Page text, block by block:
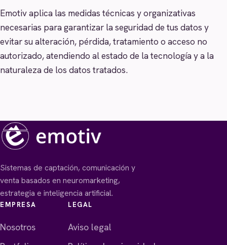
Emotiv aplica las medidas técnicas y organizativas
necesarias para garantizar la seguridad de tus datos y
evitar su alteración, pérdida, tratamiento o acceso no
autorizado, atendiendo al estado de la tecnología y a la
naturaleza de los datos tratados.
Sistemas de captación, comunicación y
venta basados en neuromarketing,
estrategia e inteligencia artificial.
EMPRESA
Nosotros
LEGAL
Aviso legal